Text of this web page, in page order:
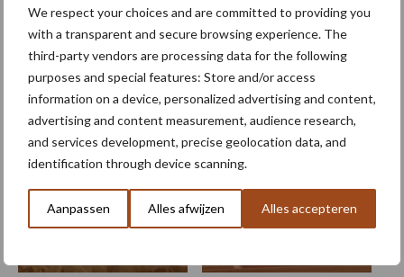
We respect your choices and are committed to providing you
with a transparent and secure browsing experience. The
third-party vendors are processing data for the following
purposes and special features: Store and/or access
information on a device, personalized advertising and content,
advertising and content measurement, audience research,
and services development, precise geolocation data, and
identification through device scanning.
Aanpassen Alles afwijzen Alles accepteren
Themapagina's
Machines Duurzaamheid
Kunstmeststrooier Pootmachine